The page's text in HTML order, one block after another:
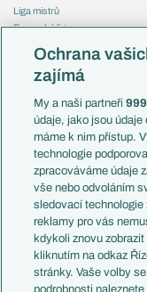
Liga mistrů
Evropská liga
Mistrovství světa
Liga národů
Témata
Představení týmů MS
EuroSkauting
PL v kostce
Evropské koeficienty
Přestupy
Přestupové spekulace
Zranění
Kluby
Arsenal FC
Ochrana
zajímá
My a naši partneři999
údaje, jako jsou údaje
máme k nim přístup.
technologie
zpracováváme údaje
vše nebo odvoláním
sledovací technologie
reklamy pro vás
kdykoli znovu
kliknutím na odkaz
stránky. Vaše volby
podrobnosti